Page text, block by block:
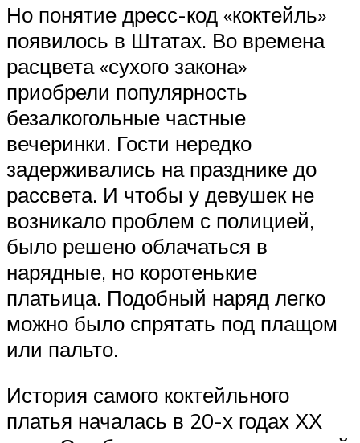
Но понятие дресс-код «коктейль»
появилось в Штатах. Во времена
расцвета «сухого закона»
приобрели популярность
безалкогольные частные
вечеринки. Гости нередко
задерживались на празднике до
рассвета. И чтобы у девушек не
возникало проблем с полицией,
было решено облачаться в
нарядные, но коротенькие
платьица. Подобный наряд легко
можно было спрятать под плащом
или пальто.
История самого коктейльного
платья началась в 20-х годах ХХ